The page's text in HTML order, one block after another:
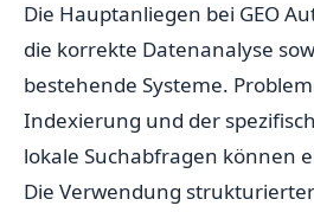
Die Hauptanliegen bei GEO
die korrekte Datenanalyse
bestehende Systeme.
Indexierung und der
lokale Suchabfragen können
Die Verwendung